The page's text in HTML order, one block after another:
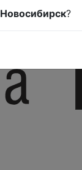
Новосибирск?